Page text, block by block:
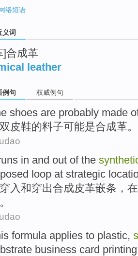
络短语
义词
]合成革
leather
例句 权威例句
shoes are probably made
双皮鞋的料子可能是合成革。
in and out of the
loop at strategic
穿入和穿出合成皮革嵌条， 在
formula applies to plastic,
business card printing